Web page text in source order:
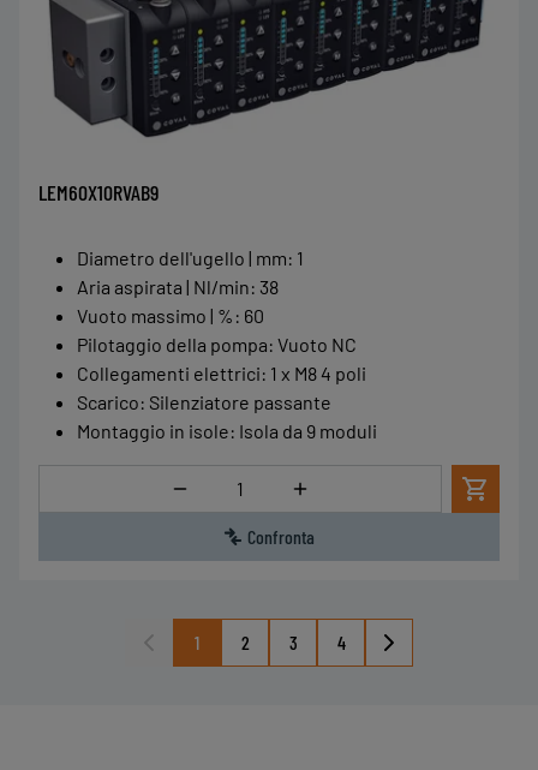
LEM60X10RVAB9
Diametro dell'ugello | mm: 1
Aria aspirata | Nl/min: 38
Vuoto massimo | % : 60
Pilotaggio della pompa: Vuoto NC
Collegamenti elettrici: 1 x M8 4 poli
Scarico: Silenziatore passante
Montaggio in isole: Isola da 9 moduli
Quantità
Confronta
1 2 3 4